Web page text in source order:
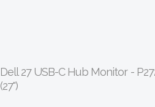
Dell 27 USB-C Hub Monitor -
(27")